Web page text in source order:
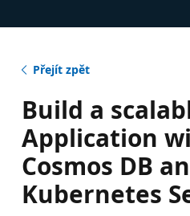
Přejít zpět
Build a
Application
Cosmos DB
Kubernetes